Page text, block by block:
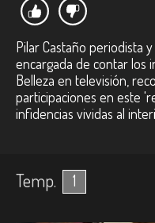
Pilar Castaño periodista
encargada de contar los
Belleza en televisión,
participaciones en este
infidencias vividas al
Temp. 1